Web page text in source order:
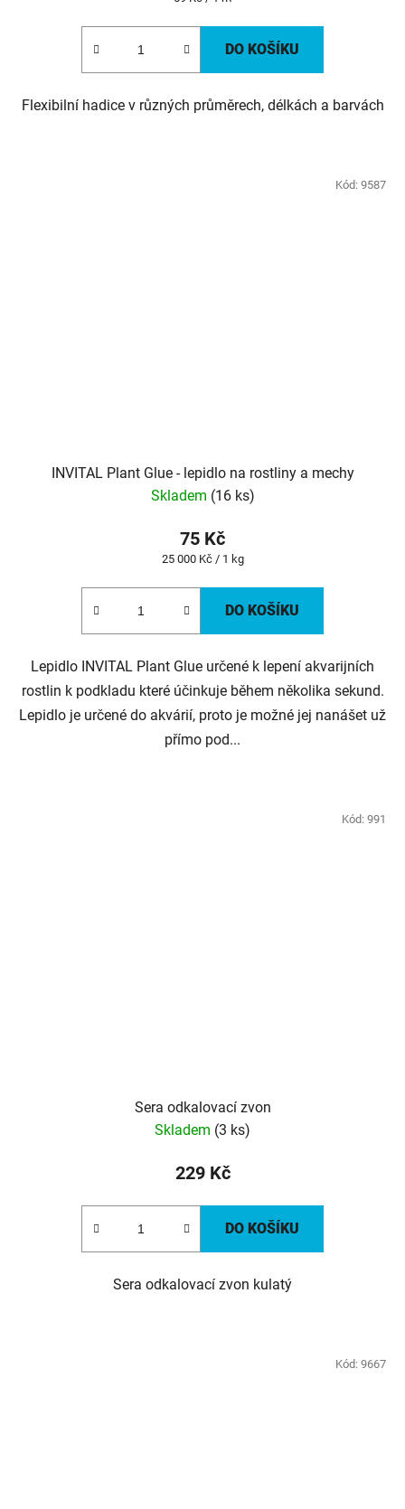
DO KOŠÍKU
Flexibilní hadice v různých průměrech, délkách a barvách
INVITAL Plant Glue - lepidlo na rostliny a mechy
Skladem (16 ks)
75 Kč
Měrná
25 000 Kč / 1 kg
DO KOŠÍKU
Lepidlo INVITAL Plant Glue určené k lepení akvarijních
rostlin k podkladu které účinkuje během několika sekund.
Lepidlo je určené do akvárií, proto je možné jej nanášet už
přímo pod...
Kód: 9587
Sera odkalovací zvon
Skladem (3 ks)
229 Kč
DO KOŠÍKU
Sera odkalovací zvon kulatý
Kód: 991
Kód: 9667